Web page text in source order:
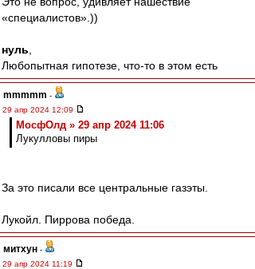
«специалистов».))
нуль
Любопытная гипотезе, что-то в этом есть
mmmmm -
29 апр 2024 12:09
МосфОлд » 29 апр 2024 11:06
Лукулловы пиры
За это писали все центральные газэты.
Лукойл. Пиррова победа.
митхун -
29 апр 2024 11:19